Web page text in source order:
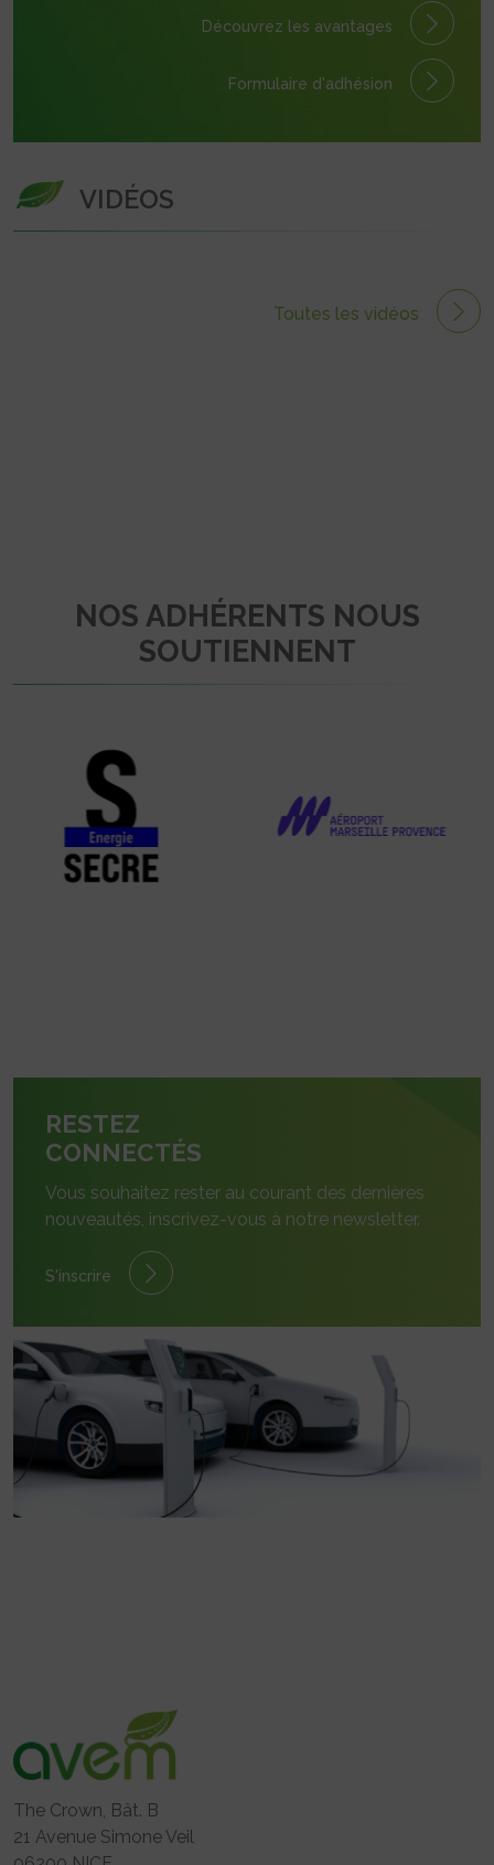
Découvrez les avantages
Formulaire d'adhésion
VIDÉOS
Toutes les vidéos
NOS ADHÉRENTS NOUS
SOUTIENNENT
RESTEZ
CONNECTÉS
Vous souhaitez rester au courant des dernières
nouveautés, inscrivez-vous à notre newsletter.
S'inscrire
The Crown, Bât. B
21 Avenue Simone Veil